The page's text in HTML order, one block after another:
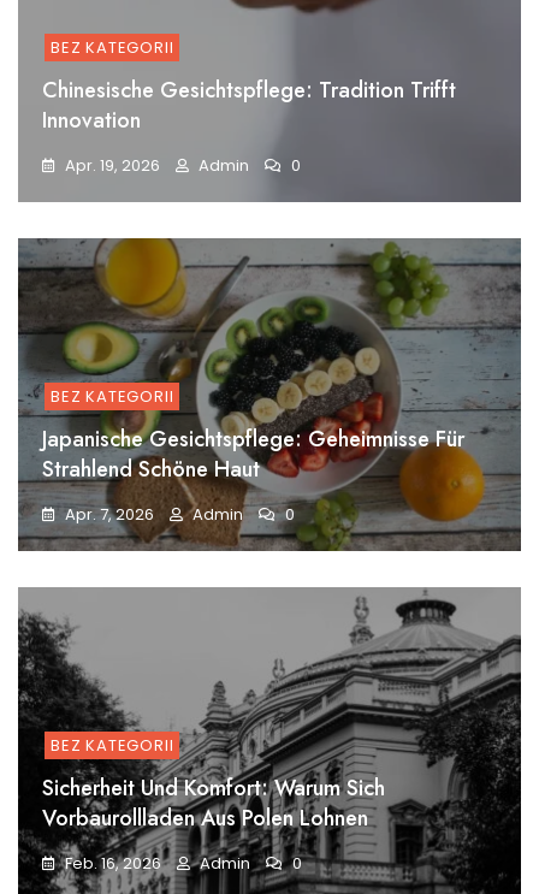
BEZ KATEGORII
Chinesische Gesichtspflege: Tradition Trifft
Innovation
Apr. 19, 2026 Admin 0
BEZ KATEGORII
Japanische Gesichtspflege: Geheimnisse Für
Strahlend Schöne Haut
Apr. 7, 2026 Admin 0
BEZ KATEGORII
Sicherheit Und Komfort: Warum Sich
Vorbaurollladen Aus Polen Lohnen
Feb. 16, 2026 Admin 0